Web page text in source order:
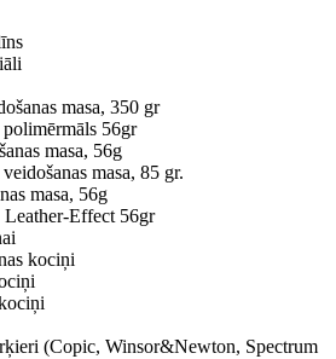
masa, 350 gr
56gr
masa, 56g
masa, 85 gr.
masa, 56g
Effect 56gr
kociņi
(Copic, Winsor&Newton, Spectrum